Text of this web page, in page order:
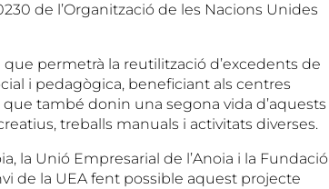
de l’Organització de les Nacions Unides
permetrà la reutilització d’excedents de
i pedagògica, beneficiant als centres
també donin una segona vida d’aquests
treballs manuals i activitats diverses.
la Unió Empresarial de l’Anoia i la Fundació
de la UEA fent possible aquest projecte